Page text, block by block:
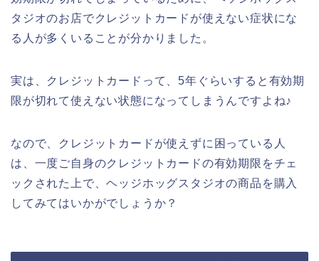
タジオのお店でクレジットカードが使えない症状にな
る人が多くいることが分かりました。
実は、クレジットカードって、5年ぐらいすると有効期
限が切れて使えない状態になってしまうんですよね♪
なので、クレジットカードが使えずに困っている人
は、一度ご自身のクレジットカードの有効期限をチェ
ックされた上で、ヘッジホッグスタジオの商品を購入
してみてはいかがでしょうか？